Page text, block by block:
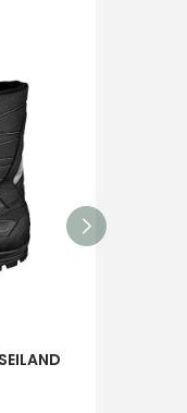
SIA Hards
noteikumiem
saņemt